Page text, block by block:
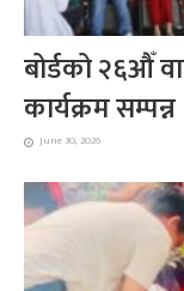
बोर्डको २६औँ
कार्यक्रम सम्पन्न
June 30, 2026